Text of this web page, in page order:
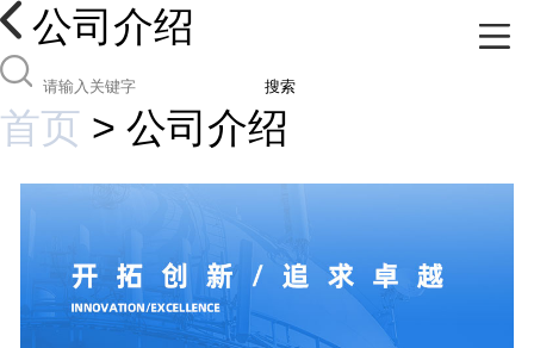
公司介绍
搜索
首页 > 公司介绍